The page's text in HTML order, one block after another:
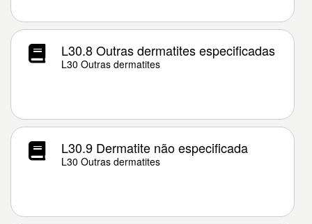
L30.8 Outras dermatites especificadas
L30 Outras dermatites
L30.9 Dermatite não especificada
L30 Outras dermatites